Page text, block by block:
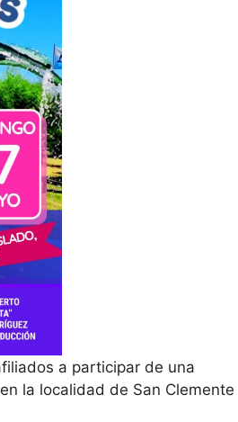
a participar de una
la localidad de San Clemente